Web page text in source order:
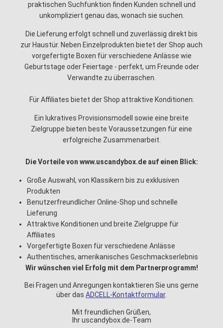
praktischen Suchfunktion finden Kunden schnell und
unkompliziert genau das, wonach sie suchen.
Die Lieferung erfolgt schnell und zuverlässig direkt bis
zur Haustür. Neben Einzelprodukten bietet der Shop auch
vorgefertigte Boxen für verschiedene Anlässe wie
Geburtstage oder Feiertage - perfekt, um Freunde oder
Verwandte zu überraschen.
Für Affiliates bietet der Shop attraktive Konditionen:
Ein lukratives Provisionsmodell sowie eine breite
Zielgruppe bieten beste Voraussetzungen für eine
erfolgreiche Zusammenarbeit.
Die Vorteile von www.uscandybox.de auf einen Blick:
Große Auswahl, von Klassikern bis zu exklusiven
Produkten
Benutzerfreundlicher Online-Shop und schnelle
Lieferung
Attraktive Konditionen und breite Zielgruppe für
Affiliates
Vorgefertigte Boxen für verschiedene Anlässe
Authentisches, amerikanisches Geschmackserlebnis
Wir wünschen viel Erfolg mit dem Partnerprogramm!
Bei Fragen und Anregungen kontaktieren Sie uns gerne
über das ADCELL-Kontaktformular.
Mit freundlichen Grüßen,
Ihr uscandybox.de-Team